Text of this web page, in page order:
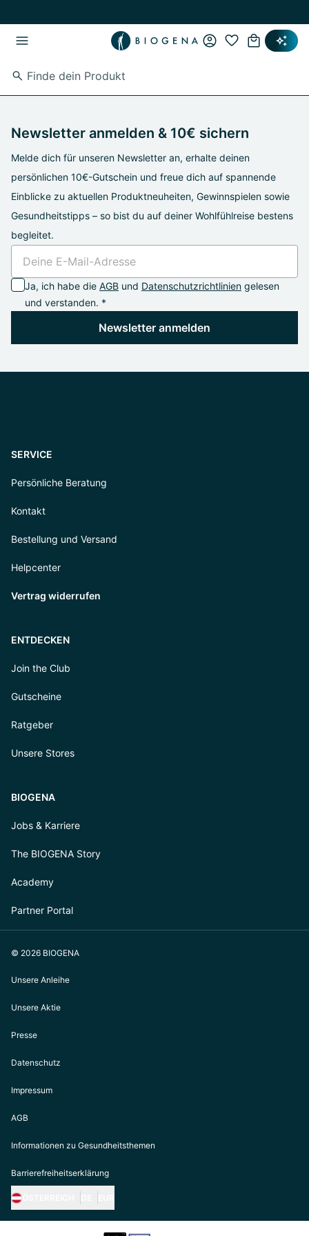
Newsletter anmelden & 10€ sichern
Melde dich für unseren Newsletter an, erhalte deinen
persönlichen 10€-Gutschein und freue dich auf spannende
Einblicke zu aktuellen Produktneuheiten, Gewinnspielen sowie
Gesundheitstipps – so bist du auf deiner Wohlfühlreise bestens
begleitet.
Ja, ich habe die AGB und Datenschutzrichtlinien gelesen
und verstanden. *
Newsletter anmelden
SERVICE
Persönliche Beratung
Kontakt
Bestellung und Versand
Helpcenter
Vertrag widerrufen
ENTDECKEN
Join the Club
Gutscheine
Ratgeber
Unsere Stores
BIOGENA
Jobs & Karriere
The BIOGENA Story
Academy
Partner Portal
© 2026 BIOGENA
Unsere Anleihe
Unsere Aktie
Presse
Datenschutz
Impressum
AGB
Informationen zu Gesundheitsthemen
Barrierefreiheitserklärung
https://biogena.com/de-at